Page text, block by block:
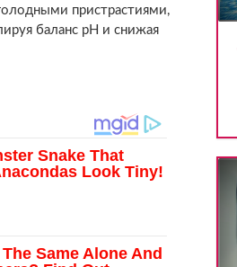
пристрастиями,
баланс рН и снижая